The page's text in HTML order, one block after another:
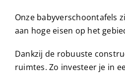
Onze babyverschoontafels
aan hoge eisen op het
Dankzij de robuuste
ruimtes. Zo investeer je in